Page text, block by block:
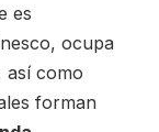
es
ocupa
así como
forman